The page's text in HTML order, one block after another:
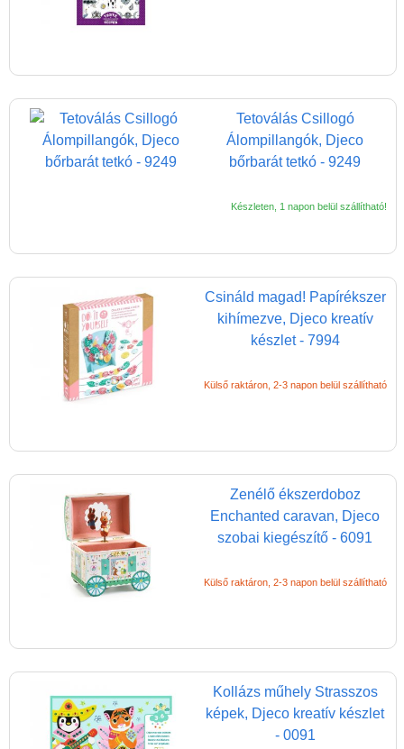
Tetoválás Csillogó
Álompillangók, Djeco
bőrbarát tetkó - 9249
Készleten, 1 napon belül szállítható!
Csináld magad! Papírékszer
kihímezve, Djeco kreatív
készlet - 7994
Külső raktáron, 2-3 napon belül szállítható
Zenélő ékszerdoboz
Enchanted caravan, Djeco
szobai kiegészítő - 6091
Külső raktáron, 2-3 napon belül szállítható
Kollázs műhely Strasszos
képek, Djeco kreatív készlet
- 0091